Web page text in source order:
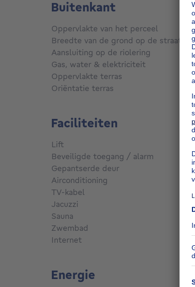
Buitenkant
Oppervlakte van het perceel
Breedte van de grond op de straat
Aansluiting op de riolering
Gas, water & elektriciteit
Oppervlakte terras
Oriëntatie terras
Faciliteiten
Lift
Beveiligde toegang / alarm
Gepantserde deur
Airconditioning
TV-kabel
Jacuzzi
Sauna
Zwembad
Internet
Energie